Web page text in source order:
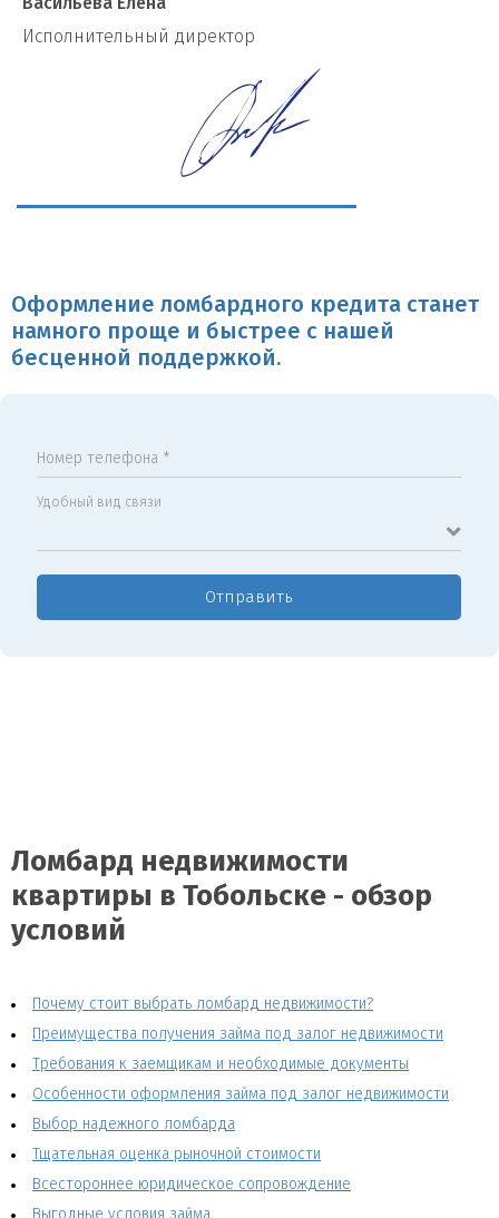
И сполнительный директор
Оформление ломбардного кредита станет
намного проще и быстрее с нашей
бесценной поддержкой.
Номер телефона *
Удобный вид связи
Отправить
Ломбард недвижимости
квартиры в Тобольске - обзор
условий
Почему стоит выбрать ломбард недвижимости?
Преимущества получения займа под залог недвижимости
Требования к заемщикам и необходимые документы
Особенности оформления займа под залог недвижимости
Выбор надежного ломбарда
Тщательная оценка рыночной стоимости
Всестороннее юридическое сопровождение
Выгодные условия займа